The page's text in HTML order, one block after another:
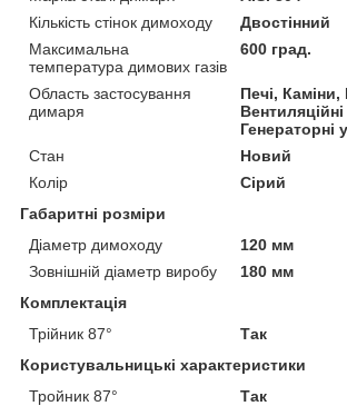
Кількість стінок димоходу
Двостінний
Максимальна
температура димових газів
600 град.
Область застосування
димаря
Печі, Каміни,
Генераторні
Стан
Новий
Колір
Сірий
Габаритні розміри
Діаметр димоходу
120 мм
Зовнішній діаметр виробу
180 мм
Комплектація
Трійник 87°
Так
Користувальницькі характеристики
Тройник 87°
Так